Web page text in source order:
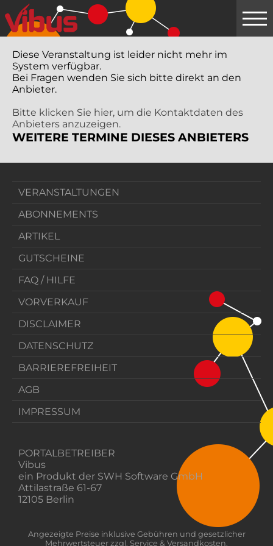
Springe
zum
Hauptinhalt
Diese Veranstaltung ist leider nicht mehr im
System verfügbar.
Bei Fragen wenden Sie sich bitte direkt an den
Anbieter.
Bitte klicken Sie hier, um die Kontaktdaten des
Anbieters anzuzeigen.
WEITERE TERMINE DIESES ANBIETERS
VERANSTALTUNGEN
ABONNEMENTS
ARTIKEL
GUTSCHEINE
FAQ / HILFE
VORVERKAUF
DISCLAIMER
DATENSCHUTZ
BARRIEREFREIHEIT
AGB
IMPRESSUM
PORTALBETREIBER
Vibus
ein Produkt der SWH Software GmbH
Attilastraße 61-67
12105 Berlin
Angezeigte Preise inklusive Gebühren und gesetzlicher
Mehrwertsteuer zzgl. Service & Versandkosten.